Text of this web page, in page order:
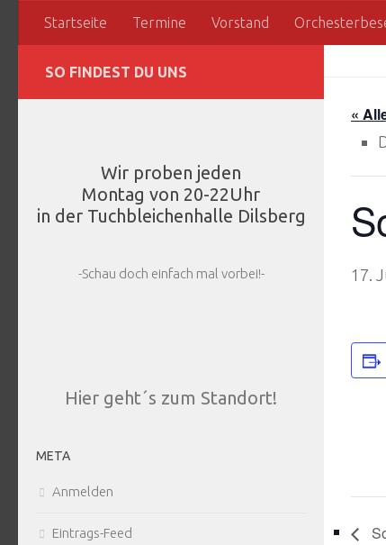
Zum Inhalt springen
Startseite Termine Vorstand
«
17.
SO FINDEST DU UNS
Wir proben jeden
Montag von 20-22Uhr
in der Tuchbleichenhalle Dilsberg
-Schau doch einfach mal vorbei!-
Hier geht´s zum Standort!
META
Anmelden
Eintrags-Feed